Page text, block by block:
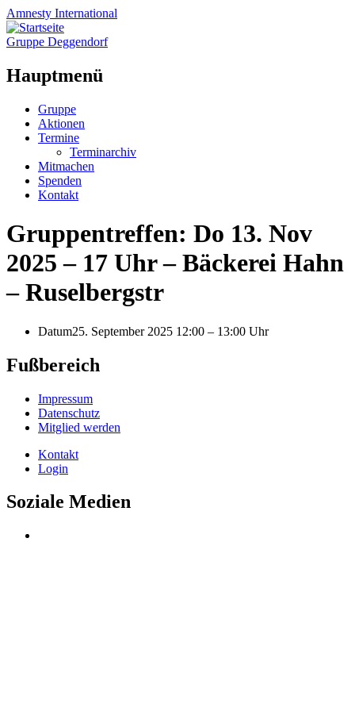
Amnesty International
Gruppe Deggendorf
Hauptmenü
Zum
Inhalt
springen
Gruppe
Aktionen
Termine
Terminarchiv
Mitmachen
Spenden
Kontakt
Gruppentreffen: Do 13. Nov
2025 – 17 Uhr – Bäckerei Hahn
– Ruselbergstr
Datum25. September 2025 12:00 – 13:00 Uhr
Fußbereich
Impressum
Datenschutz
Mitglied werden
Kontakt
Login
Soziale Medien